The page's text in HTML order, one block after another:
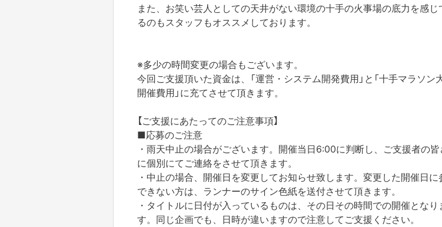
また、お笑い芸人としての天井がない環境の十手の火事場の底力を感じ
るのもスタッフもオススメしております。
※多少の時間変更の場合もございます。
今回ご支援頂いた資金は、「運営・システム開発費用」と「十手マラソン
開催費用」に充てさせて頂きます。
【ご支援にあたってのご注意事項】
■応募のご注意
・雨天中止の場合がございます。開催当日6:00に判断し、ご支援者の皆
に個別にてご連絡をさせて頂きます。
・中止の場合、開催日を変更してお知らせ致します。変更した開催日に
できない方は、ランナーのサイン色紙を送付させて頂きます。
・タイトルに日付が入っているものは、その日その時間での開催となり
す。同じ企画でも、日時が違いますので注意してご支援ください。